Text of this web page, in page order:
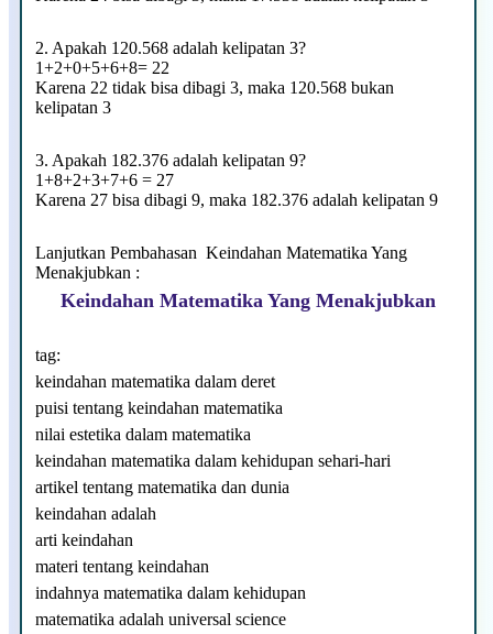
2. Apakah 120.568 adalah kelipatan 3?
1+2+0+5+6+8= 22
Karena 22 tidak bisa dibagi 3, maka 120.568 bukan
kelipatan 3
3. Apakah 182.376 adalah kelipatan 9?
1+8+2+3+7+6 = 27
Karena 27 bisa dibagi 9, maka 182.376 adalah kelipatan 9
Lanjutkan Pembahasan Keindahan Matematika Yang
Menakjubkan :
Keindahan Matematika Yang Menakjubkan
tag:
keindahan matematika dalam deret
puisi tentang keindahan matematika
nilai estetika dalam matematika
keindahan matematika dalam kehidupan sehari-hari
artikel tentang matematika dan dunia
keindahan adalah
arti keindahan
materi tentang keindahan
indahnya matematika dalam kehidupan
matematika adalah universal science